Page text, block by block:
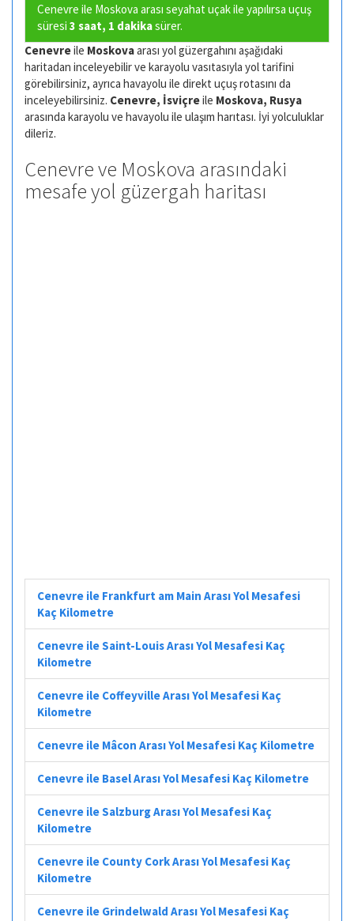
Cenevre ile Moskova arası seyahat uçak ile yapılırsa uçuş
süresi 3 saat, 1 dakikasürer.
Cenevreile Moskovaarası yol güzergahını aşağıdaki
haritadan inceleyebilir ve karayolu vasıtasıyla yol tarifini
görebilirsiniz, ayrıca havayolu ile direkt uçuş rotasını da
inceleyebilirsiniz. Cenevre, İsviçreile Moskova, Rusya
arasında karayolu ve havayolu ile ulaşım harıtası. İyi yolculuklar
dileriz.
Cenevre ve Moskova arasındaki
mesafe yol güzergah haritası
Cenevre ile Frankfurt am Main Arası Yol Mesafesi
Kaç Kilometre
Cenevre ile Saint-Louis Arası Yol Mesafesi Kaç
Kilometre
Cenevre ile Coffeyville Arası Yol Mesafesi Kaç
Kilometre
Cenevre ile Mâcon Arası Yol Mesafesi Kaç Kilometre
Cenevre ile Basel Arası Yol Mesafesi Kaç Kilometre
Cenevre ile Salzburg Arası Yol Mesafesi Kaç
Kilometre
Cenevre ile County Cork Arası Yol Mesafesi Kaç
Kilometre
Cenevre ile Grindelwald Arası Yol Mesafesi Kaç